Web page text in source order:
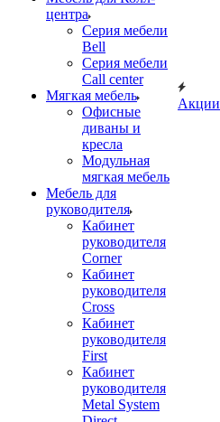
центра
Серия мебели
Bell
Серия мебели
Call center
Мягкая мебель
Офисные
диваны и
кресла
Модульная
мягкая мебель
Мебель для
руководителя
Кабинет
руководителя
Corner
Кабинет
руководителя
Cross
Кабинет
руководителя
First
Кабинет
руководителя
Metal System
Акции